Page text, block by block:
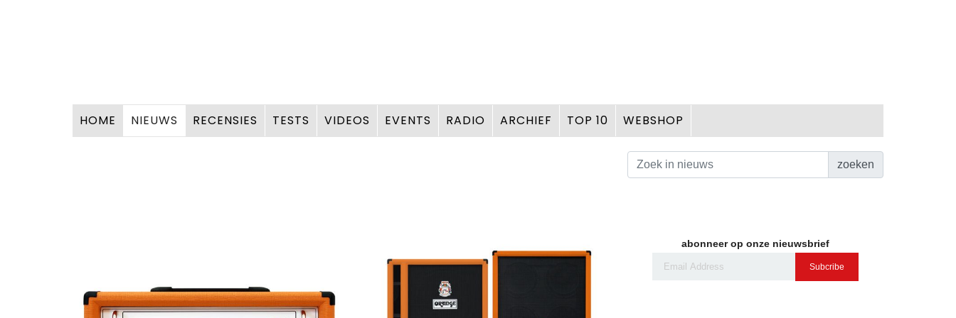
HOME NIEUWS RECENSIES TESTS VIDEOS EVENTS RADIO ARCHIEF TOP 10 WEBSHOP
zoeken
abonneer op onze nieuwsbrief
Subcribe